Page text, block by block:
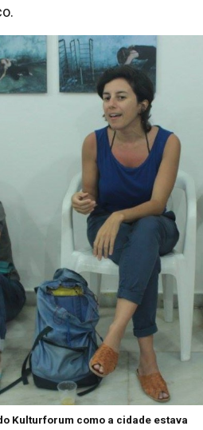
Kulturforum como a cidade estava